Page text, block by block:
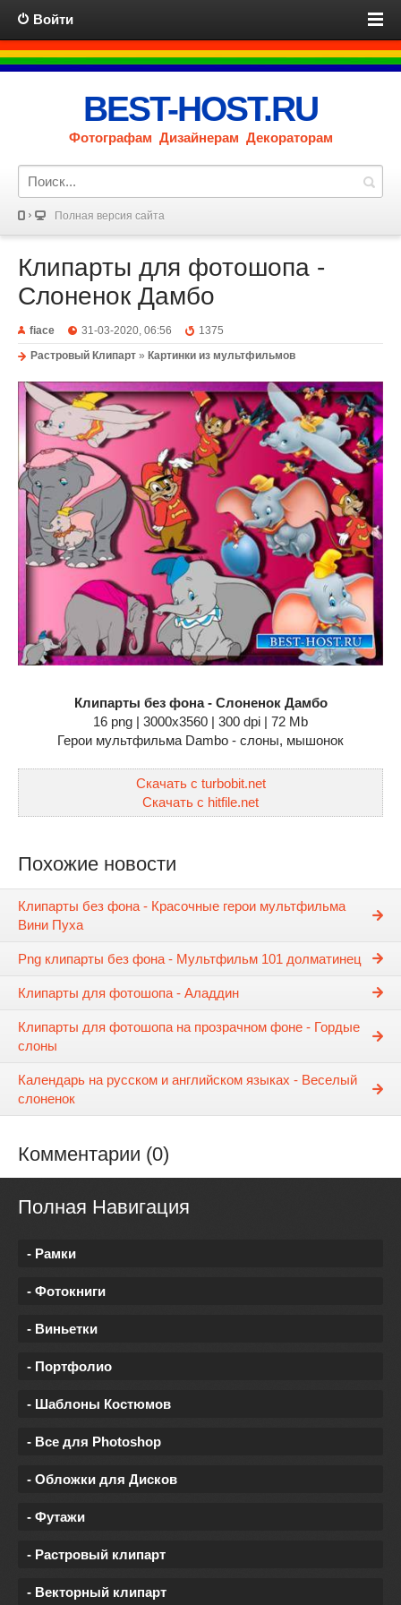
Войти
BEST-HOST.RU
Фотографам Дизайнерам Декораторам
Полная версия сайта
Клипарты для фотошопа -
Слоненок Дамбо
fiace 31-03-2020, 06:56
1375
Растровый Клипарт » Картинки из мультфильмов
Клипарты без фона - Слоненок Дамбо
16 png | 3000х3560 | 300 dpi | 72 Mb
Герои мультфильма Dambo - слоны, мышонок
Скачать с turbobit.net
Скачать с hitfile.net
Похожие новости
Клипарты без фона - Красочные герои мультфильма
Вини Пуха
Png клипарты без фона - Мультфильм 101 долматинец
Клипарты для фотошопа - Аладдин
Клипарты для фотошопа на прозрачном фоне - Гордые
слоны
Календарь на русском и английском языках - Веселый
слоненок
Комментарии (0)
Полная Навигация
- Рамки
- Фотокниги
- Виньетки
- Портфолио
- Шаблоны Костюмов
- Все для Photoshop
- Обложки для Дисков
- Футажи
- Растровый клипарт
- Векторный клипарт